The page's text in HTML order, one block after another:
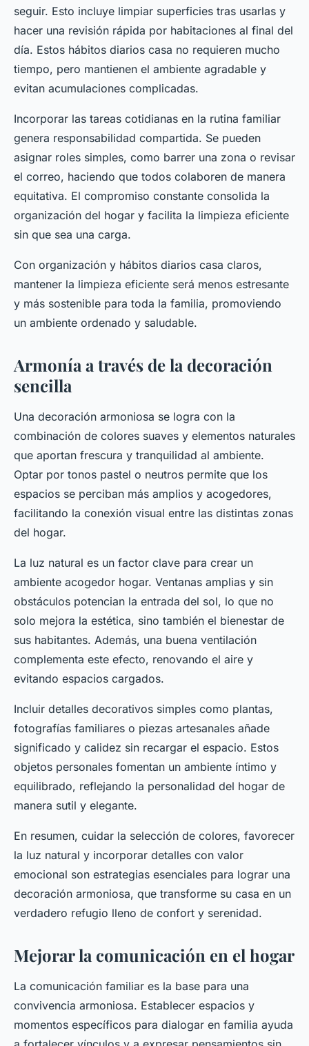
seguir. Esto incluye limpiar superficies tras usarlas y
hacer una revisión rápida por habitaciones al final del
día. Estos hábitos diarios casa no requieren mucho
tiempo, pero mantienen el ambiente agradable y
evitan acumulaciones complicadas.
Incorporar las tareas cotidianas en la rutina familiar
genera responsabilidad compartida. Se pueden
asignar roles simples, como barrer una zona o revisar
el correo, haciendo que todos colaboren de manera
equitativa. El compromiso constante consolida la
organización del hogar y facilita la limpieza eficiente
sin que sea una carga.
Con organización y hábitos diarios casa claros,
mantener la limpieza eficiente será menos estresante
y más sostenible para toda la familia, promoviendo
un ambiente ordenado y saludable.
Armonía a través de la decoración
sencilla
Una decoración armoniosa se logra con la
combinación de colores suaves y elementos naturales
que aportan frescura y tranquilidad al ambiente.
Optar por tonos pastel o neutros permite que los
espacios se perciban más amplios y acogedores,
facilitando la conexión visual entre las distintas zonas
del hogar.
La luz natural es un factor clave para crear un
ambiente acogedor hogar. Ventanas amplias y sin
obstáculos potencian la entrada del sol, lo que no
solo mejora la estética, sino también el bienestar de
sus habitantes. Además, una buena ventilación
complementa este efecto, renovando el aire y
evitando espacios cargados.
Incluir detalles decorativos simples como plantas,
fotografías familiares o piezas artesanales añade
significado y calidez sin recargar el espacio. Estos
objetos personales fomentan un ambiente íntimo y
equilibrado, reflejando la personalidad del hogar de
manera sutil y elegante.
En resumen, cuidar la selección de colores, favorecer
la luz natural y incorporar detalles con valor
emocional son estrategias esenciales para lograr una
decoración armoniosa, que transforme su casa en un
verdadero refugio lleno de confort y serenidad.
Mejorar la comunicación en el hogar
La comunicación familiar es la base para una
convivencia armoniosa. Establecer espacios y
momentos específicos para dialogar en familia ayuda